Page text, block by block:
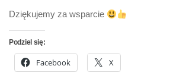
Dziękujemy za wsparcie
Podziel się:
Facebook X